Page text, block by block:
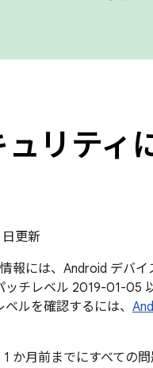
リティ
更新
報には、Android デバ
チレベル 2019-01-05
ルを確認するには、
か月前までにすべての